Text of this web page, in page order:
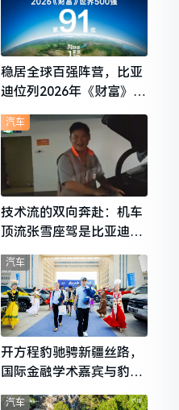
稳居全球百强阵营，比亚
迪位列2026年《财富》世
技术流的双向奔赴：机车
顶流张雪座驾是比亚迪秦
L
汽车
开方程豹驰骋新疆丝路，
国际金融学术嘉宾与豹友
共赴山海热爱
汽车
汽车